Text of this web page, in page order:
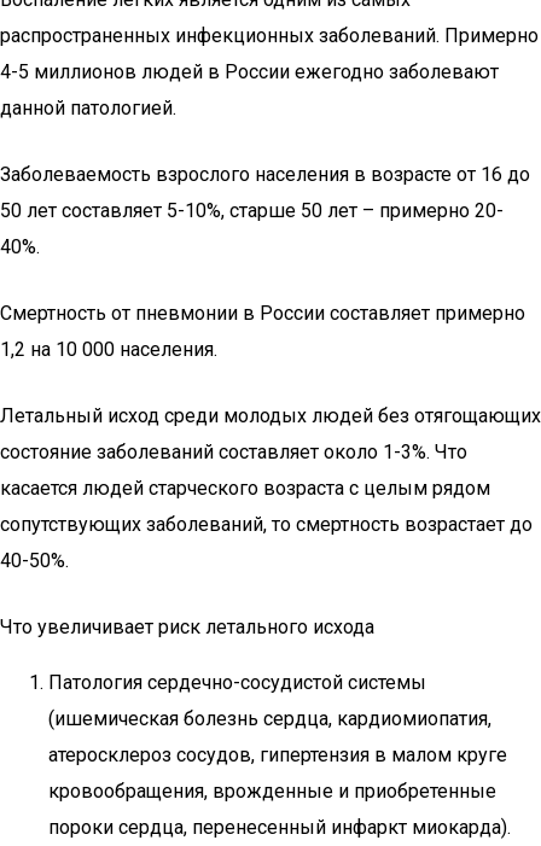
распространенных инфекционных заболеваний. Примерно
4-5 миллионов людей в России ежегодно заболевают
данной патологией.
Заболеваемость взрослого населения в возрасте от 16 до
50 лет составляет 5-10%, старше 50 лет – примерно 20-
40%.
Смертность от пневмонии в России составляет примерно
1,2 на 10 000 населения.
Летальный исход среди молодых людей без отягощающих
состояние заболеваний составляет около 1-3%. Что
касается людей старческого возраста с целым рядом
сопутствующих заболеваний, то смертность возрастает до
40-50%.
Что увеличивает риск летального исхода
Патология сердечно-сосудистой системы
(ишемическая болезнь сердца, кардиомиопатия,
атеросклероз сосудов, гипертензия в малом круге
кровообращения, врожденные и приобретенные
пороки сердца, перенесенный инфаркт миокарда).